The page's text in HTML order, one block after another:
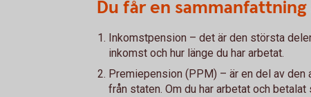
Du får en
Inkomstpension – det är den största
inkomst och hur länge du har arbetat.
Premiepension (PPM) – är en del av
från staten. Om du har arbetat och